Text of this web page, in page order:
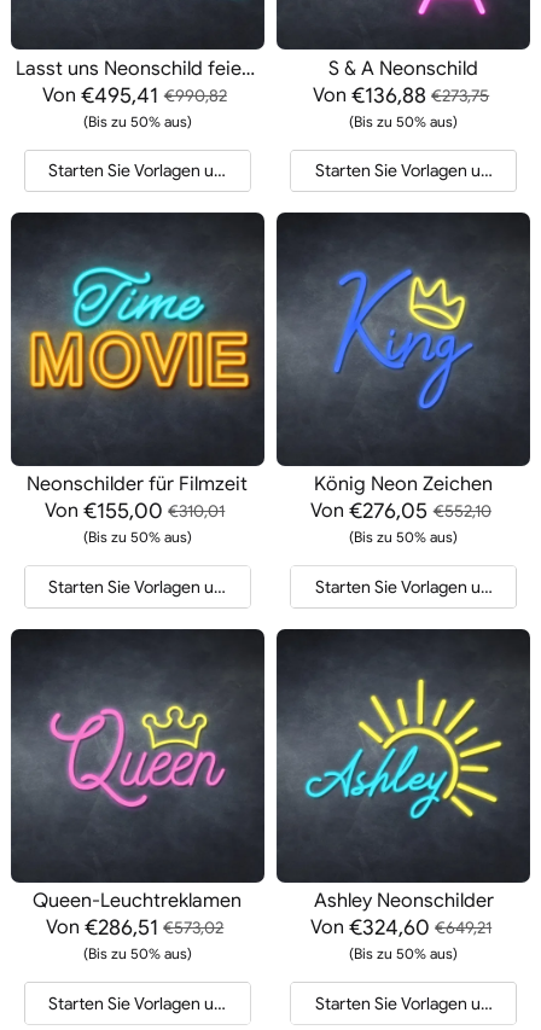
Lasst uns Neonschild feiern
Von€495,41 €990,82
(Bis zu 50% aus)
Starten Sie Vorlagen und Angebote
S & A Neonschild
Von €136,88 €273,75
(Bis zu 50% aus)
Starten Sie Vorlagen und
Neonschilder für Filmzeit
Von €155,00 €310,01
(Bis zu 50% aus)
Starten Sie Vorlagen und Angebote
König Neon Zeichen
Von€276,05 €552,10
(Bis zu 50% aus)
Starten Sie Vorlagen und
Queen-Leuchtreklamen
Von €286,51 €573,02
(Bis zu 50% aus)
Starten Sie Vorlagen und Angebote
Ashley Neonschilder
Von €324,60 €649,21
(Bis zu 50% aus)
Starten Sie Vorlagen und